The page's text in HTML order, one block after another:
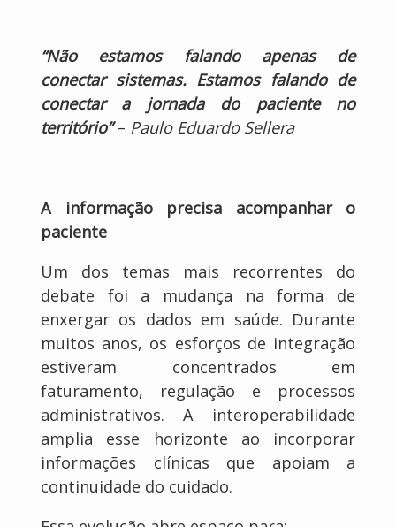
“Não estamos falando apenas de
conectar sistemas. Estamos falando de
conectar a jornada do paciente no
território”– Paulo Eduardo Sellera
A informação precisa acompanhar o
paciente
Um dos temas mais recorrentes do
debate foi a mudança na forma de
enxergar os dados em saúde. Durante
muitos anos, os esforços de integração
estiveram concentrados em
faturamento, regulação e processos
administrativos. A interoperabilidade
amplia esse horizonte ao incorporar
informações clínicas que apoiam a
continuidade do cuidado.